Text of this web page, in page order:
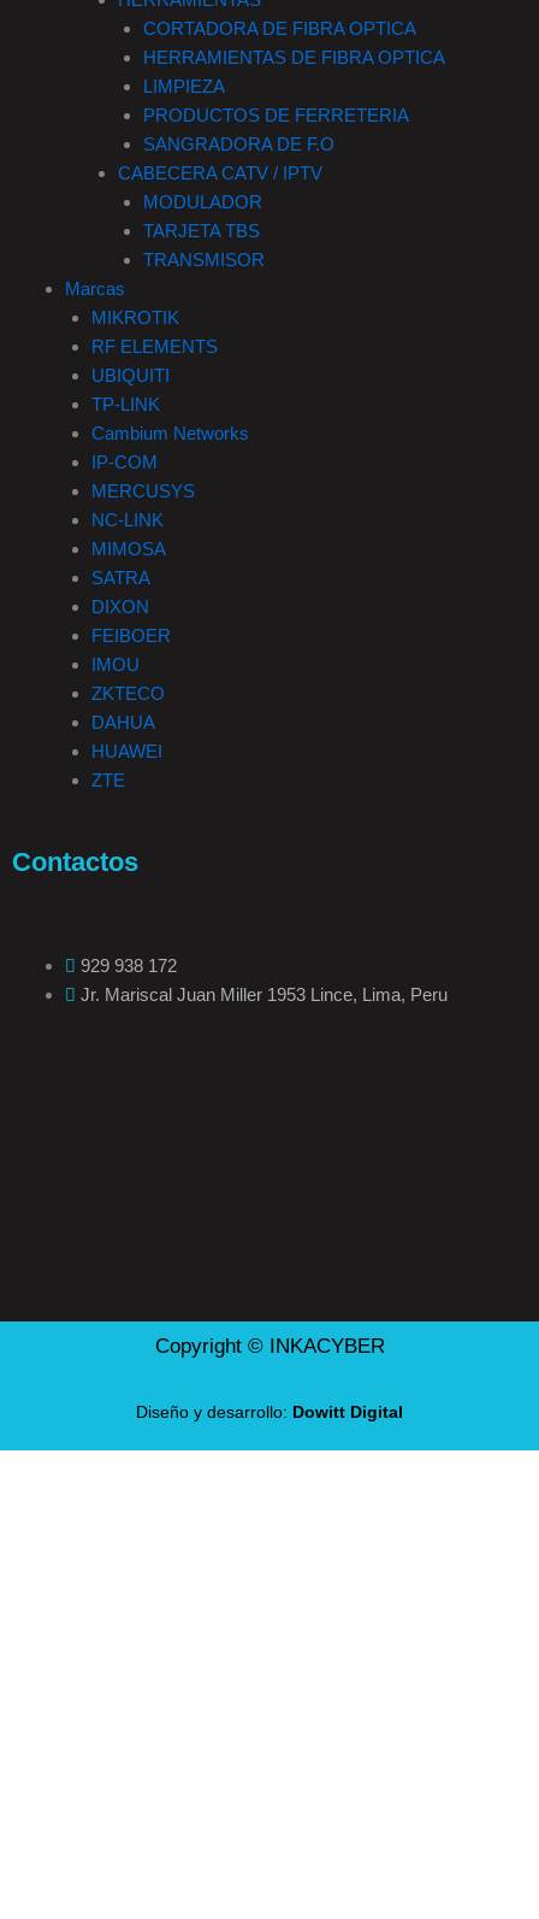
CORTADORA DE FIBRA OPTICA
HERRAMIENTAS DE FIBRA OPTICA
LIMPIEZA
PRODUCTOS DE FERRETERIA
SANGRADORA DE F.O
CABECERA CATV / IPTV
MODULADOR
TARJETA TBS
TRANSMISOR
Marcas
MIKROTIK
RF ELEMENTS
UBIQUITI
TP-LINK
Cambium Networks
IP-COM
MERCUSYS
NC-LINK
MIMOSA
SATRA
DIXON
FEIBOER
IMOU
ZKTECO
DAHUA
HUAWEI
ZTE
Contactos
929 938 172
Jr. Mariscal Juan Miller 1953 Lince, Lima, Peru
Copyright © INKACYBER
Diseño y desarrollo: Dowitt Digital